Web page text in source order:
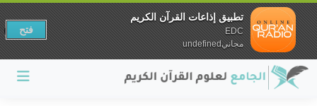
تطبيق إذاعات القرآن الكريم
EDC
مجانيundefined
فتح